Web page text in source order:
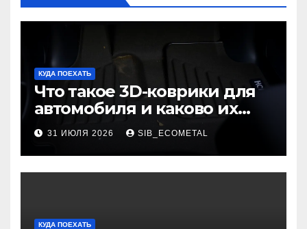
КУДА ПОЕХАТЬ
Что такое 3D-коврики для
автомобиля и каково их
основное назначение
31 ИЮЛЯ 2026 SIB_ECOMETAL
КУДА ПОЕХАТЬ